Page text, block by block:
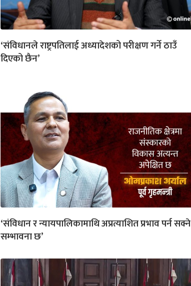
‘संविधानले राष्ट्रपतिलाई अध्यादेशको परीक्षण गर्ने ठाउँ
दिएको छैन’
‘संविधान र न्यायपालिकामाथि अप्रत्याशित प्रभाव पर्न सक्ने
सम्भावना छ’